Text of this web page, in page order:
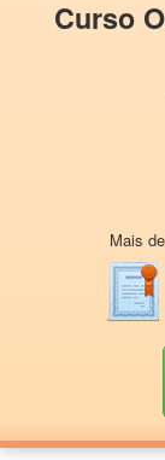
Curso
Mais de